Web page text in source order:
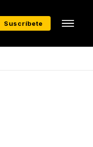
Suscríbete